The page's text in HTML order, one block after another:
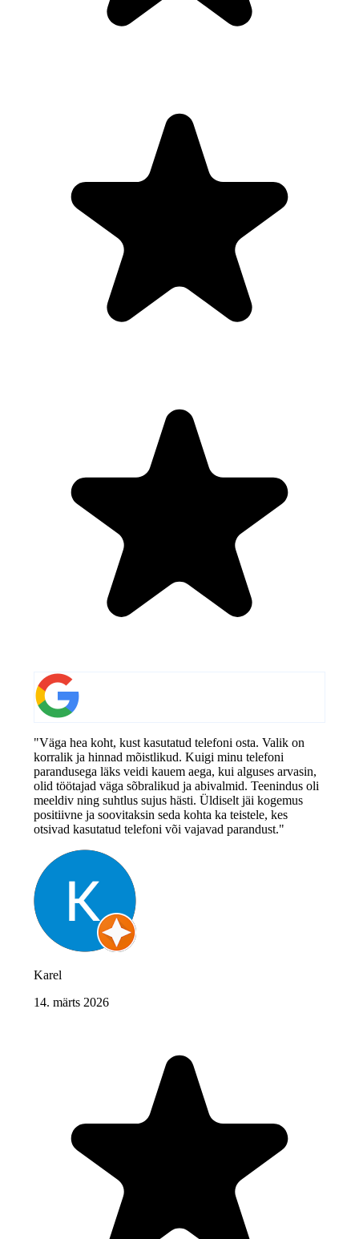
"Väga hea koht, kust kasutatud telefoni osta. Valik on
korralik ja hinnad mõistlikud. Kuigi minu telefoni
parandusega läks veidi kauem aega, kui alguses arvasin,
olid töötajad väga sõbralikud ja abivalmid. Teenindus oli
meeldiv ning suhtlus sujus hästi. Üldiselt jäi kogemus
positiivne ja soovitaksin seda kohta ka teistele, kes
otsivad kasutatud telefoni või vajavad parandust."
Karel
14. märts 2026